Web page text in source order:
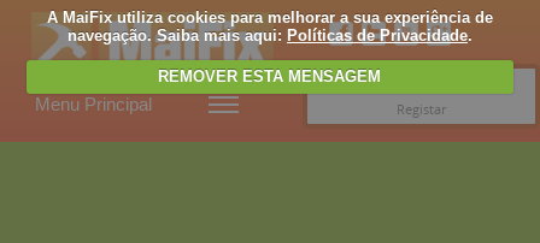
A MaiFix utiliza cookies para melhorar a sua experiência de
navegação. Saiba mais aqui: Políticas de Privacidade.
REMOVER ESTA MENSAGEM
Menu Principal
Registar